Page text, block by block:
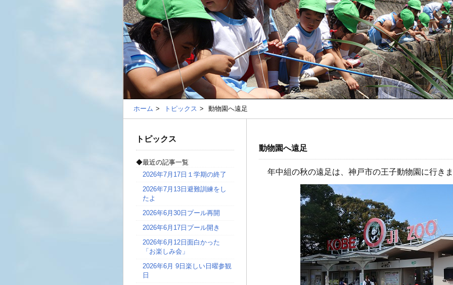
ホーム トピックス 動物園へ遠足
動物園へ遠足
年中組の秋の遠足は、神戸市の王子動物園に行き
トピックス
◆最近の記事一覧
2026年7月17日 １学期の終了
2026年7月13日避難訓練をし
たよ
2026年6月30日 プール再開
2026年6月17日 プール開き
2026年6月12日面白かった
「お楽しみ会」
2026年6月 9日楽しい日曜参観
日